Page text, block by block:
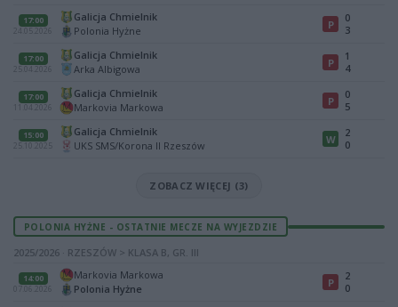
17:00
24.05.2026
Galicja Chmielnik
Polonia Hyżne
P
0
3
17:00
25.04.2026
Galicja Chmielnik
Arka Albigowa
P
1
4
17:00
11.04.2026
Galicja Chmielnik
Markovia Markowa
P
0
5
15:00
25.10.2025
Galicja Chmielnik
UKS SMS/Korona II Rzeszów
W
2
0
ZOBACZ WIĘCEJ (3)
POLONIA HYŻNE - OSTATNIE MECZE NA WYJEZDZIE
2025/2026 · RZESZÓW > KLASA B, GR. III
14:00
07.06.2026
Markovia Markowa
Polonia Hyżne
P
2
0